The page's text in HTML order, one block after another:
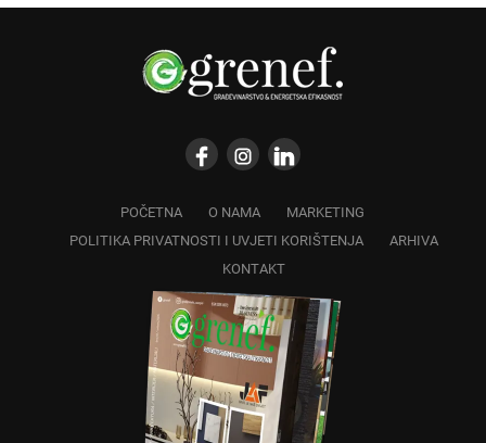
POČETNA O NAMA
MARKETING
POLITIKA PRIVATNOSTI I UVJETI KORIŠTENJA
ARHIVA
KONTAKT